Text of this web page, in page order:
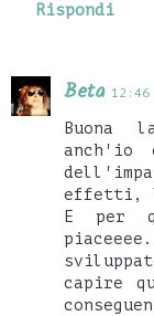
Rispondi
Beta 12:46
Buona
anch'io
effetti,
E per
capire